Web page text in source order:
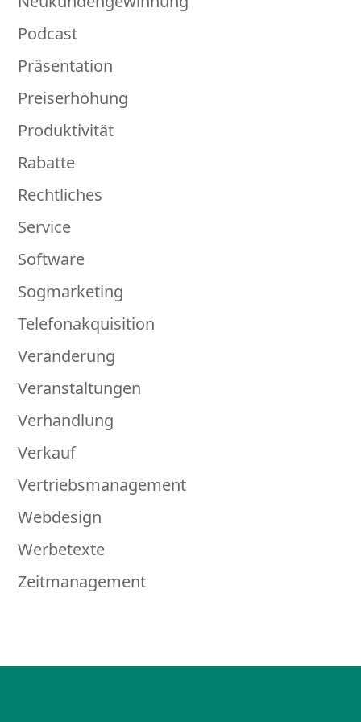
Podcast
Präsentation
Preiserhöhung
Produktivität
Rabatte
Rechtliches
Service
Software
Sogmarketing
Telefonakquisition
Veränderung
Veranstaltungen
Verhandlung
Verkauf
Vertriebsmanagement
Webdesign
Werbetexte
Zeitmanagement